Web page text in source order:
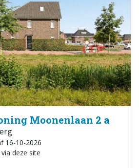
Moonenlaan 2 a
16-10-2026
deze site